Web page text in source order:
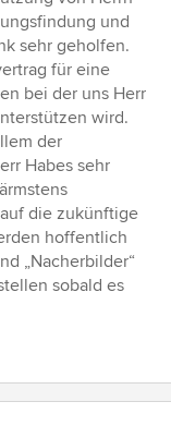
und
sehr geholfen.
für eine
bei der uns Herr
wird.
der
Habes sehr
die zukünftige
hoffentlich
„Nacherbilder“
sobald es